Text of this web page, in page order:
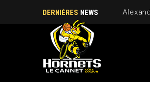
DERNIÈRES NEWS